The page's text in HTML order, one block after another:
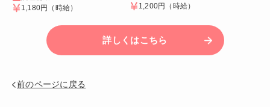
1,180円
（時給）
1,200円
（時給）
詳しくはこちら
前のページに戻る